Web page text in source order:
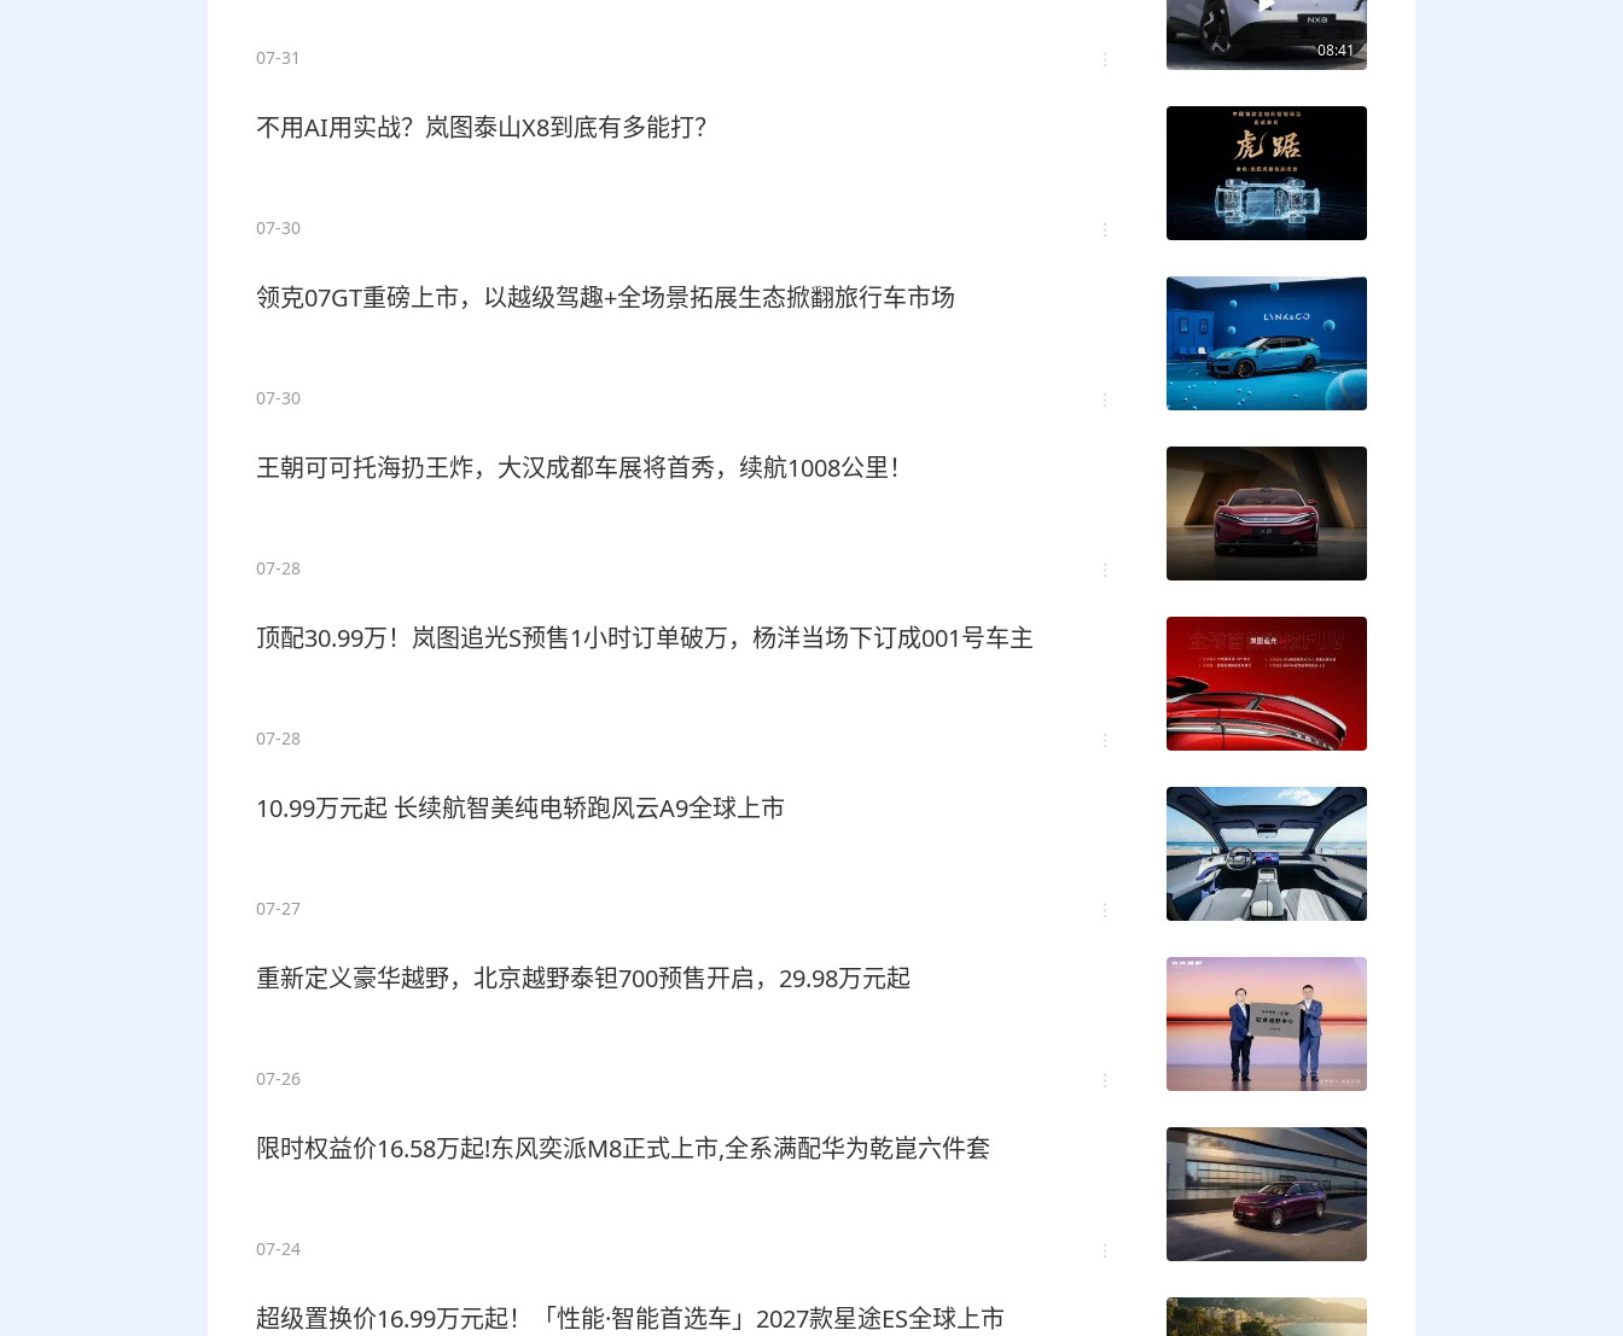
07-31 08:41
不用AI用实战？岚图泰山X8到底有多能打？
07-30
领克07GT重磅上市，以越级驾趣+全场景拓展生态掀翻旅行车市场
07-30
王朝可可托海扔王炸，大汉成都车展将首秀，续航1008公里！
07-28
顶配30.99万！岚图追光S预售1小时订单破万，杨洋当场下订成001号车主
07-28
10.99万元起 长续航智美纯电轿跑风云A9全球上市
07-27
重新定义豪华越野，北京越野泰钽700预售开启，29.98万元起
07-26
限时权益价16.58万起!东风奕派M8正式上市,全系满配华为乾崑六件套
07-24
超级置换价16.99万元起！「性能·智能首选车」2027款星途ES全球上市